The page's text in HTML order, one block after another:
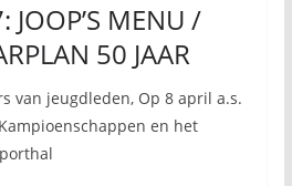
JOOP’S MENU /
50 JAAR
van jeugdleden, Op 8 april a.s.
en het